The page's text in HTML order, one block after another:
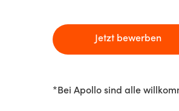
Jetzt bewerben
*Bei Apollo sind alle